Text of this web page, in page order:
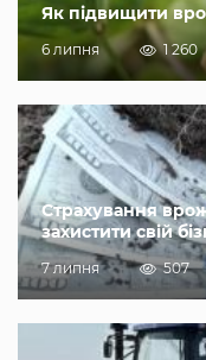
Як підвищити
6 липня 1 260
Страхування
захистити свій
7 липня 507